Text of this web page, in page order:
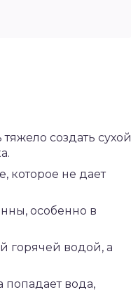
создать сухой
которое не дает
особенно в
горячей водой, а
вода,